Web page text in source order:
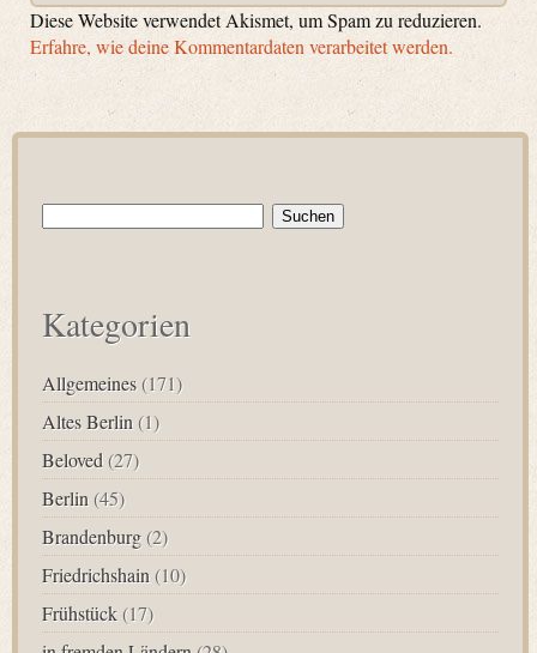
Diese Website verwendet Akismet, um Spam zu reduzieren.
Erfahre, wie deine Kommentardaten verarbeitet werden.
Suchen
Kategorien
Allgemeines (171)
Altes Berlin (1)
Beloved (27)
Berlin (45)
Brandenburg (2)
Friedrichshain (10)
Frühstück (17)